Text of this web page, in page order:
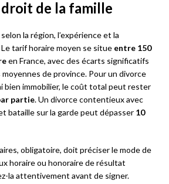
de la famille
la région, l’expérience et la
tarif horaire moyen se situe entre 150
en France, avec des écarts significatifs
de province. Pour un divorce
bien immobilier, le coût total peut rester
partie. Un divorce contentieux avec
bataille sur la garde peut dépasser 10
obligatoire, doit préciser le mode de
horaire ou honoraire de résultat
la attentivement avant de signer.